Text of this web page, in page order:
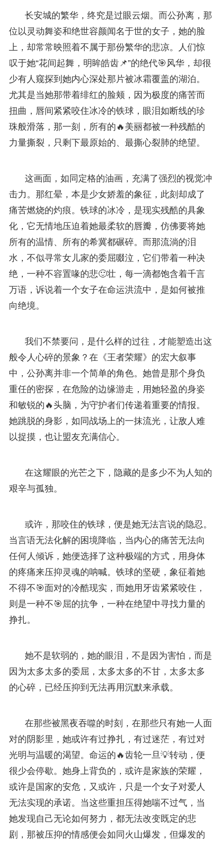
长安城的繁华，终究是过眼云烟。而公孙离，那
位以灵动舞姿和绝世容颜闻名于世的女子，她的脸
上，却常常映照着不属于那份繁华的悲凉。人们惊
叹于她“花间起舞，明眸皓齿📌”的绝代🎯风华，却很
少有人窥探到她内心深处那片被冰霜覆盖的湖泊。
尤其是当她那带着绯红的脸颊，因为极度的痛苦而
扭曲，唇间紧紧咬住冰冷的铁球，眼泪如断线的珍
珠般滑落，那一刻，所有的🔥美丽都被一种残酷的
力量撕裂，只剩下最原始的、最撕心裂肺的绝望。
这画面，如同定格的油画，充满了强烈的视觉冲
击力。那红晕，本是少女娇羞的象征，此刻却成了
痛苦燃烧的灼痕。铁球的冰冷，是现实残酷的具象
化，它无情地压迫着她最柔软的唇瓣，仿佛要将她
所有的温情、所有的希冀都碾碎。而那流淌的泪
水，不似寻常女儿家的委屈啜泣，它们带着一种决
绝，一种不容置喙的悲🙂壮，每一滴都饱含着千言
万语，诉说着一个女子在命运洪流中，是如何被推
向绝境。
我们不禁要问，是什么样的过往，才能塑造出这
般令人心碎的景象？在《王者荣耀》的宏大叙事
中，公孙离并非一个简单的角色。她曾是那个身负
重任的密探，在危险的边缘游走，用她轻盈的身姿
和敏锐的🔥头脑，为守护者们传递着重要的情报。
她跳脱的身影，如同战场上的一抹流光，让敌人难
以捉摸，也让盟友充满信心。
在这耀眼的光芒之下，隐藏的是多少不为人知的
艰辛与孤独。
或许，那咬住的铁球，便是她无法言说的隐忍。
当言语无法化解的困境降临，当内心的痛苦无法向
任何人倾诉，她便选择了这种极端的方式，用身体
的疼痛来压抑灵魂的呐喊。铁球的坚硬，象征着她
不得不🎯面对的冷酷现实，而她用牙齿紧紧咬住，
则是一种不🎯屈的抗争，一种在绝望中寻找力量的
挣扎。
她不是软弱的，她的眼泪，不是因为害怕，而是
因为太多太多的委屈，太多太多的不甘，太多太多
的心碎，已经压抑到无法再用沉默来承载。
在那些被黑夜吞噬的时刻，在那些只有她一人面
对的阴影里，她或许有过挣扎，有过迷茫，有过对
光明与温暖的渴望。命运的🔥齿轮一旦💡转动，便
很少会停歇。她身上背负的，或许是家族的荣耀，
或许是国家的安危，又或许，只是一个女子对爱人
无法实现的承诺。当这些重担压得她喘不过气，当
她发现自己无论如何努力，都无法改变既定的悲
剧，那被压抑的情感便会如同火山爆发，但爆发的